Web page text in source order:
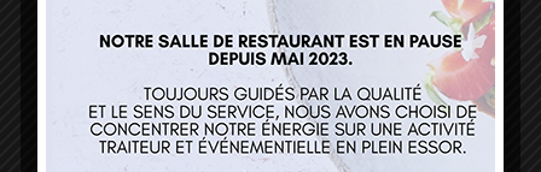
68160 Sainte Marie Aux Mines
contact@atelierdeguillaume.fr